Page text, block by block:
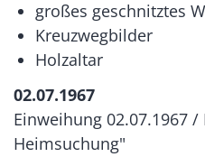
großes geschnitztes
Kreuzwegbilder
Holzaltar
02.07.1967
Einweihung 02.07.1967
Heimsuchung"